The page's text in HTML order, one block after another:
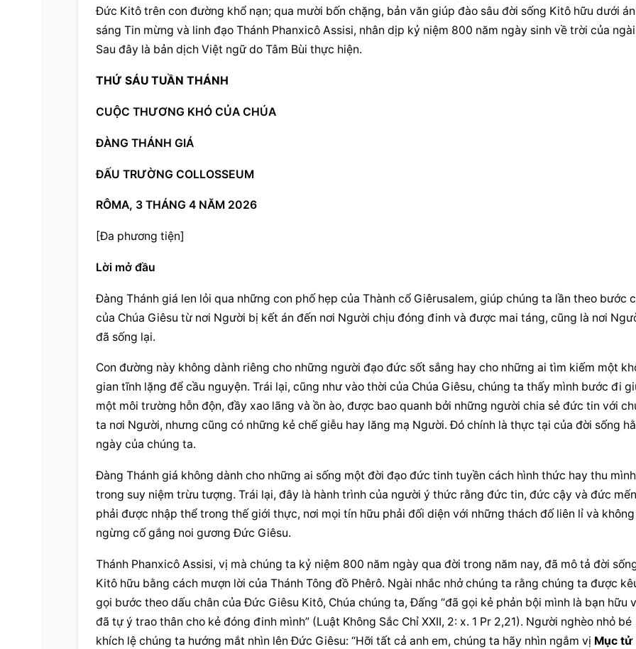
Đức Kitô trên con đường khổ nạn; qua mười bốn chặng, bản văn giúp đào sâu đời sống Kitô hữu dưới
sáng Tin mừng và linh đạo Thánh Phanxicô Assisi, nhân dịp kỷ niệm 800 năm ngày sinh về trời của
Sau đây là bản dịch Việt ngữ do Tâm Bùi thực hiện.
THỨ SÁU TUẦN THÁNH
CUỘC THƯƠNG KHÓ CỦA CHÚA
ĐÀNG THÁNH GIÁ
ĐẤU TRƯỜNG COLLOSSEUM
RÔMA, 3 THÁNG 4 NĂM 2026
[Đa phương tiện]
Lời mở đầu
Đàng Thánh giá len lỏi qua những con phố hẹp của Thành cổ Giêrusalem, giúp chúng ta lần theo bước
của Chúa Giêsu từ nơi Người bị kết án đến nơi Người chịu đóng đinh và được mai táng, cũng là nơi
đã sống lại.
Con đường này không dành riêng cho những người đạo đức sốt sắng hay cho những ai tìm kiếm một
gian tĩnh lặng để cầu nguyện. Trái lại, cũng như vào thời của Chúa Giêsu, chúng ta thấy mình bước đi
một môi trường hỗn độn, đầy xao lãng và ồn ào, được bao quanh bởi những người chia sẻ đức tin với
ta nơi Người, nhưng cũng có những kẻ chế giễu hay lăng mạ Người. Đó chính là thực tại của đời sống
ngày của chúng ta.
Đàng Thánh giá không dành cho những ai sống một đời đạo đức tinh tuyền cách hình thức hay thu mình
trong suy niệm trừu tượng. Trái lại, đây là hành trình của người ý thức rằng đức tin, đức cậy và đức mến
phải được nhập thể trong thế giới thực, nơi mọi tín hữu phải đối diện với những thách đố liên lỉ và không
ngừng cố gắng noi gương Đức Giêsu.
Thánh Phanxicô Assisi, vị mà chúng ta kỷ niệm 800 năm ngày qua đời trong năm nay, đã mô tả đời
Kitô hữu bằng cách mượn lời của Thánh Tông đồ Phêrô. Ngài nhắc nhở chúng ta rằng chúng ta được
gọi bước theo dấu chân của Đức Giêsu Kitô, Chúa chúng ta, Đấng “đã gọi kẻ phản bội mình là bạn hữu
đã tự ý trao thân cho kẻ đóng đinh mình” (Luật Không Sắc Chỉ XXII, 2: x. 1 Pr 2,21). Người nghèo nhỏ bé
khích lệ chúng ta hướng mắt nhìn lên Đức Giêsu: “Hỡi tất cả anh em, chúng ta hãy nhìn ngắm vị Mục tử